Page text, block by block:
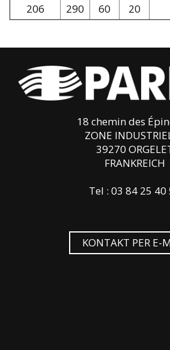
206
290 60 20
18 chemin des
ZONE
39270
FRANKREICH
Tel : 03 84 25 40
KONTAKT PER E-